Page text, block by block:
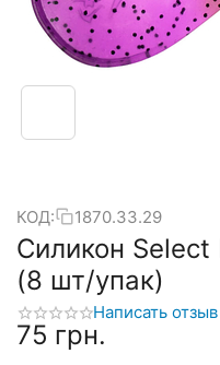
КОД: 1870.33.29
Силикон
(8 шт/упак)
Написать отзыв
‍75‍ грн.